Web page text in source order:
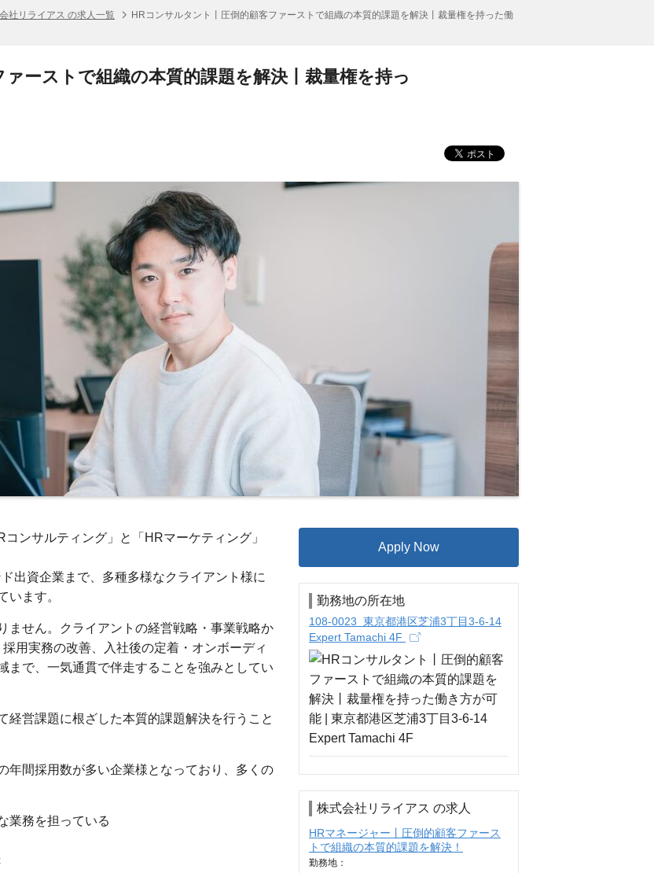
社リライアス の求人一覧
HRコンサルタント丨圧倒的顧客ファーストで組織の本質的課題を解決丨裁量権を持った働
ーストで組織の本質的課題を解決丨裁量権を持っ
ンサルティング」と「HRマーケティング」
出資企業まで、多種多様なクライアント様に
います。
ません。クライアントの経営戦略・事業戦略か
用実務の改善、入社後の定着・オンボーディ
まで、一気通貫で伴走することを強みとしてい
経営課題に根ざした本質的課題解決を行うこと
年間採用数が多い企業様となっており、多くの
業務を担っている
Apply Now
勤務地の所在地
108-0023 東京都港区芝浦3丁目3-6-14
Expert Tamachi 4F
株式会社リライアス の求人
HRマネージャー丨圧倒的顧客ファース
トで組織の本質的課題を解決！
勤務地：